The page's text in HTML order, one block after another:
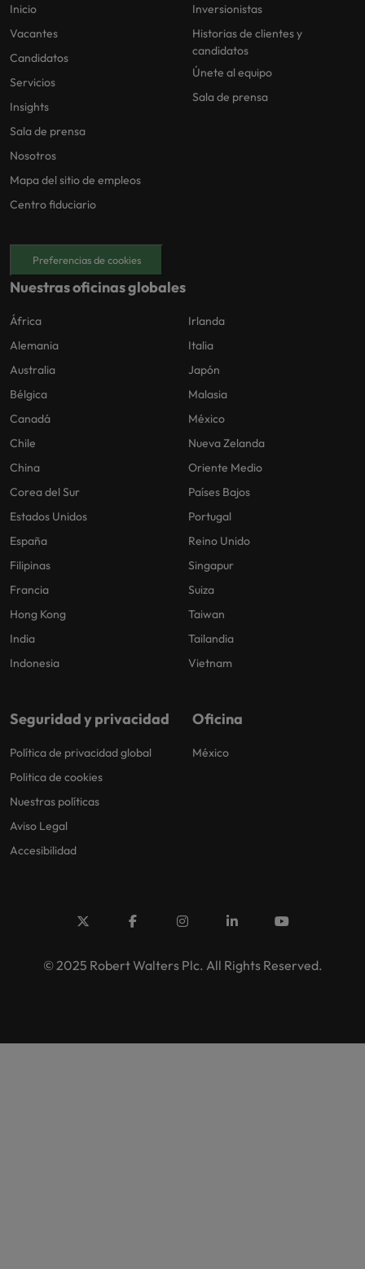
Inicio
Vacantes
Candidatos
Servicios
Insights
Sala de prensa
Nosotros
Mapa del sitio de empleos
Centro fiduciario
Inversionistas
Historias de clientes y
candidatos
Únete al equipo
Sala de prensa
Preferencias de cookies
Nuestras oficinas globales
África
Alemania
Australia
Bélgica
Canadá
Chile
China
Corea del Sur
Estados Unidos
España
Filipinas
Francia
Hong Kong
India
Indonesia
Irlanda
Italia
Japón
Malasia
México
Nueva Zelanda
Oriente Medio
Países Bajos
Portugal
Reino Unido
Singapur
Suiza
Taiwan
Tailandia
Vietnam
Seguridad y privacidad
Política de privacidad global
Politica de cookies
Nuestras políticas
Aviso Legal
Accesibilidad
Oficina
México
© 2025 Robert Walters Plc. All Rights Reserved.